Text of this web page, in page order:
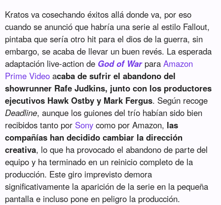
Kratos va cosechando éxitos allá donde va, por eso
cuando se anunció que habría una serie al estilo Fallout,
pintaba que sería otro hit para el dios de la guerra, sin
embargo, se acaba de llevar un buen revés. La esperada
adaptación live-action de God of WarparaAmazon
Prime Video acaba de sufrir el abandono del
showrunner Rafe Judkins, junto con los productores
ejecutivos Hawk Ostby y Mark Fergus. Según recoge
Deadline, aunque los guiones del trío habían sido bien
recibidos tanto por Sony como por Amazon, las
compañías han decidido cambiar la dirección
creativa, lo que ha provocado el abandono de parte del
equipo y ha terminado en un reinicio completo de la
producción. Este giro imprevisto demora
significativamente la aparición de la serie en la pequeña
pantalla e incluso pone en peligro la producción.